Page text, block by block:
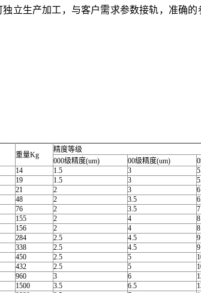
立生产加工，与客户需求参数接轨，准确
重量Kg
精度等级
000级精度(um)
00级精度(um)
14 1.5 3
19 1.5 3
21 2 3 6
48 2 3.5
76 2 3.5 7
155 2 4 8
156 2 4 8
284 2.5 4.5 9
338 2.5 4.5 9
450 2.5 5
432 2.5 5
960 3 6
1500 3.5 6.5